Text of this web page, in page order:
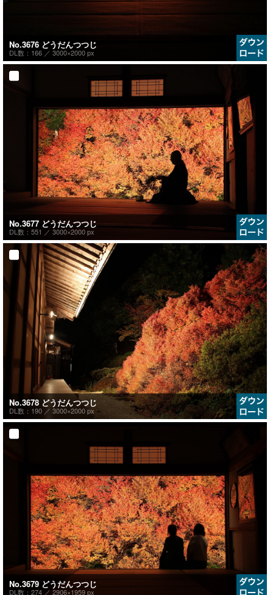
No.3676 どうだんつつじ
DL数：166 ／ 3000×2000 px
No.3677 どうだんつつじ
DL数：551 ／ 3000×2000 px
No.3678 どうだんつつじ
DL数：190 ／ 3000×2000 px
No.3679 どうだんつつじ
DL数：274 ／ 2906×1959 px